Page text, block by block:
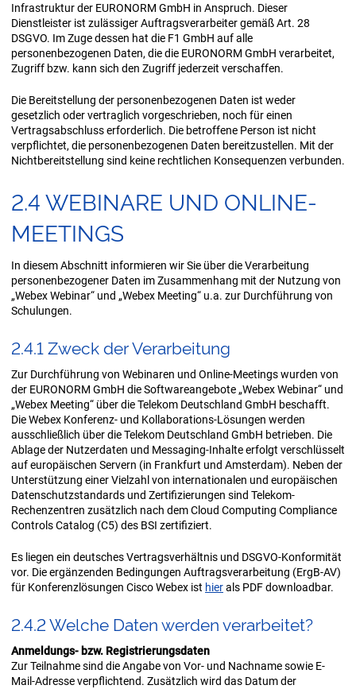
Infrastruktur der EURONORM GmbH in Anspruch. Dieser
Dienstleister ist zulässiger Auftragsverarbeiter gemäß Art. 28
DSGVO. Im Zuge dessen hat die F1 GmbH auf alle
personenbezogenen Daten, die die EURONORM GmbH verarbeitet,
Zugriff bzw. kann sich den Zugriff jederzeit verschaffen.
Die Bereitstellung der personenbezogenen Daten ist weder
gesetzlich oder vertraglich vorgeschrieben, noch für einen
Vertragsabschluss erforderlich. Die betroffene Person ist nicht
verpflichtet, die personenbezogenen Daten bereitzustellen. Mit der
Nichtbereitstellung sind keine rechtlichen Konsequenzen verbunden.
2.4 WE­BI­NA­RE UND ONLINE-​
MEETINGS
In diesem Abschnitt informieren wir Sie über die Verarbeitung
personenbezogener Daten im Zusammenhang mit der Nutzung von
„Webex Webinar“ und „Webex Meeting“ u.a. zur Durchführung von
Schulungen.
2.4.1 Zweck der Ver­ar­bei­tung
Zur Durchführung von Webinaren und Online-Meetings wurden von
der EURONORM GmbH die Softwareangebote „Webex Webinar“ und
„Webex Meeting“ über die Telekom Deutschland GmbH beschafft.
Die Webex Konferenz- und Kollaborations-Lösungen werden
ausschließlich über die Telekom Deutschland GmbH betrieben. Die
Ablage der Nutzerdaten und Messaging-Inhalte erfolgt verschlüsselt
auf europäischen Servern (in Frankfurt und Amsterdam). Neben der
Unterstützung einer Vielzahl von internationalen und europäischen
Datenschutzstandards und Zertifizierungen sind Telekom-
Rechenzentren zusätzlich nach dem Cloud Computing Compliance
Controls Catalog (C5) des BSI zertifiziert.
Es liegen ein deutsches Vertragsverhältnis und DSGVO-Konformität
vor. Die ergänzenden Bedingungen Auftragsverarbeitung (ErgB-AV)
für Konferenzlösungen Cisco Webex ist hierals PDF downloadbar.
2.4.2 Wel­che Daten wer­den ver­ar­bei­tet?
Anmeldungs- bzw. Registrierungsdaten
Zur Teilnahme sind die Angabe von Vor- und Nachname sowie E-
Mail-Adresse verpflichtend. Zusätzlich wird das Datum der